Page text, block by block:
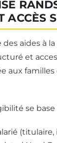
ACCÈS
aides à
et
aux
se